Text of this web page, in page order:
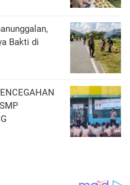
Bakti di